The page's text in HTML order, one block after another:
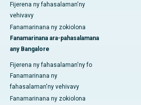
Fijerena ny fahasalaman'ny
vehivavy
Fanamarinana ny zokiolona
Fanamarinana ara-pahasalamana
any Bangalore
Fijerena ny fahasalaman'ny fo
Fanamarinana ny
fahasalaman'ny vehivavy
Fanamarinana ny zokiolona